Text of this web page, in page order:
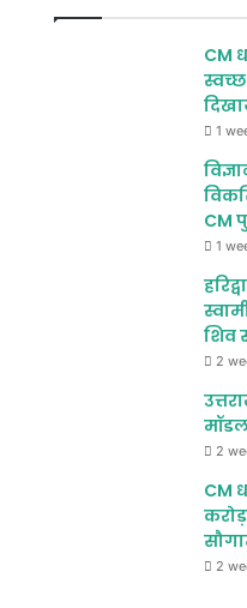
CM
1
CM
1
शिव
2
2
CM
2